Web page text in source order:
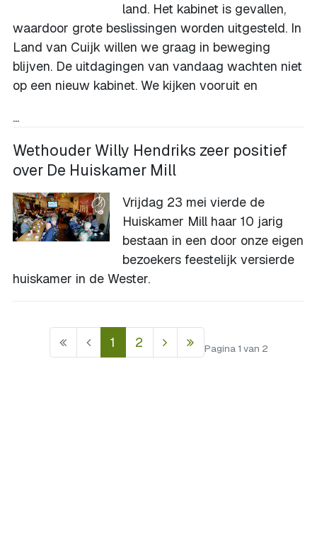
land. Het kabinet is gevallen,
waardoor grote beslissingen worden uitgesteld. In
Land van Cuijk willen we graag in beweging
blijven. De uitdagingen van vandaag wachten niet
op een nieuw kabinet. We kijken vooruit en
...
Wethouder Willy Hendriks zeer positief
over De Huiskamer Mill
Vrijdag 23 mei vierde de
Huiskamer Mill haar 10 jarig
bestaan in een door onze eigen
bezoekers feestelijk versierde
huiskamer in de Wester.
1 2 Pagina 1 van 2